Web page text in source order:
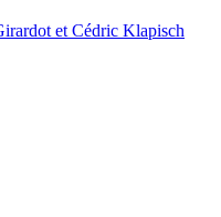
et Cédric Klapisch